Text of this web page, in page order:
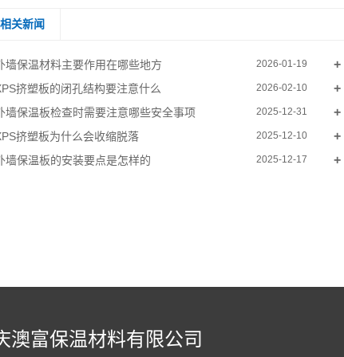
相关新闻
墙保温材料主要作用在哪些地方 2026-01-19
挤塑板的闭孔结构要注意什么 2026-02-10
墙保温板检查时需要注意哪些安全事项 2025-12-31
挤塑板为什么会收缩脱落 2025-12-10
墙保温板的安装要点是怎样的 2025-12-17
澳富保温材料有限公司